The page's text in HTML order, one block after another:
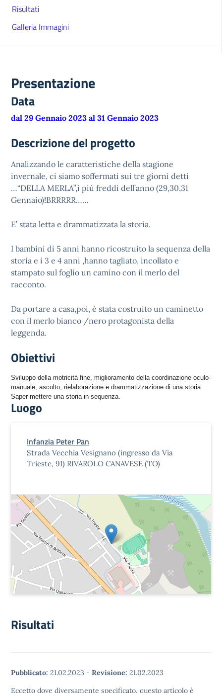
Risultati
Galleria Immagini
Presentazione
Data
dal 29 Gennaio 2023 al 31 Gennaio 2023
Descrizione del progetto
Analizzando le caratteristiche della stagione
invernale, ci siamo soffermati sui tre giorni detti
…“DELLA MERLA”,i più freddi dell’anno (29,30,31
Gennaio)!BRRRRR……
E’ stata letta e drammatizzata la storia.
I bambini di 5 anni hanno ricostruito la sequenza della
storia e i 3 e 4 anni ,hanno tagliato, incollato e
stampato sul foglio un camino con il merlo del
racconto.
Da portare a casa,poi, è stata costruito un caminetto
con il merlo bianco /nero protagonista della
leggenda.
Obiettivi
Sviluppo della motricità fine, miglioramento della coordinazione oculo-
manuale, ascolto, rielaborazione e drammatizzazione di una storia.
Saper mettere una storia in sequenza.
Luogo
Infanzia Peter Pan
Strada Vecchia Vesignano (ingresso da Via
Trieste, 91) RIVAROLO CANAVESE (TO)
Risultati
Pubblicato: 21.02.2023 - Revisione: 21.02.2023
Eccetto dove diversamente specificato, questo articolo è